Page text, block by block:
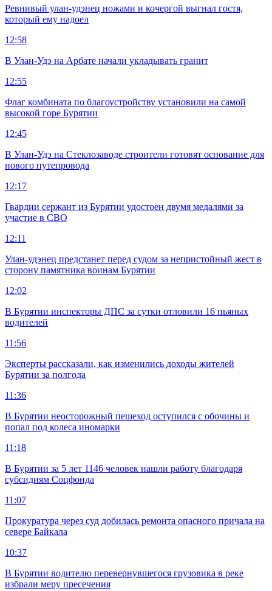
Ревнивый улан-удэнец ножами и кочергой выгнал гостя,
который ему надоел
12:58
В Улан-Удэ на Арбате начали укладывать гранит
12:55
Флаг комбината по благоустройству установили на самой
высокой горе Бурятии
12:45
В Улан-Удэ на Стеклозаводе строители готовят основание для
нового путепровода
12:17
Гвардии сержант из Бурятии удостоен двумя медалями за
участие в СВО
12:11
Улан-удэнец предстанет перед судом за непристойный жест в
сторону памятника воинам Бурятии
12:02
В Бурятии инспекторы ДПС за сутки отловили 16 пьяных
водителей
11:56
Эксперты рассказали, как изменились доходы жителей
Бурятии за полгода
11:36
В Бурятии неосторожный пешеход оступился с обочины и
попал под колеса иномарки
11:18
В Бурятии за 5 лет 1146 человек нашли работу благодаря
субсидиям Соцфонда
11:07
Прокуратура через суд добилась ремонта опасного причала на
севере Байкала
10:37
В Бурятии водителю перевернувшегося грузовика в реке
избрали меру пресечения